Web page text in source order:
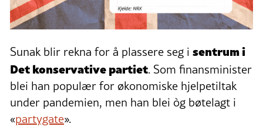
Sunak blir rekna for å plassere seg i sentrum i
Det konservative partiet. Som finansminister
blei han populær for økonomiske hjelpetiltak
under pandemien, men han blei òg bøtelagt i
«partygate».